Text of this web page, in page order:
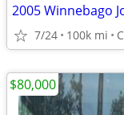
2005 Winnebago
7/24 100k mi
$80,000